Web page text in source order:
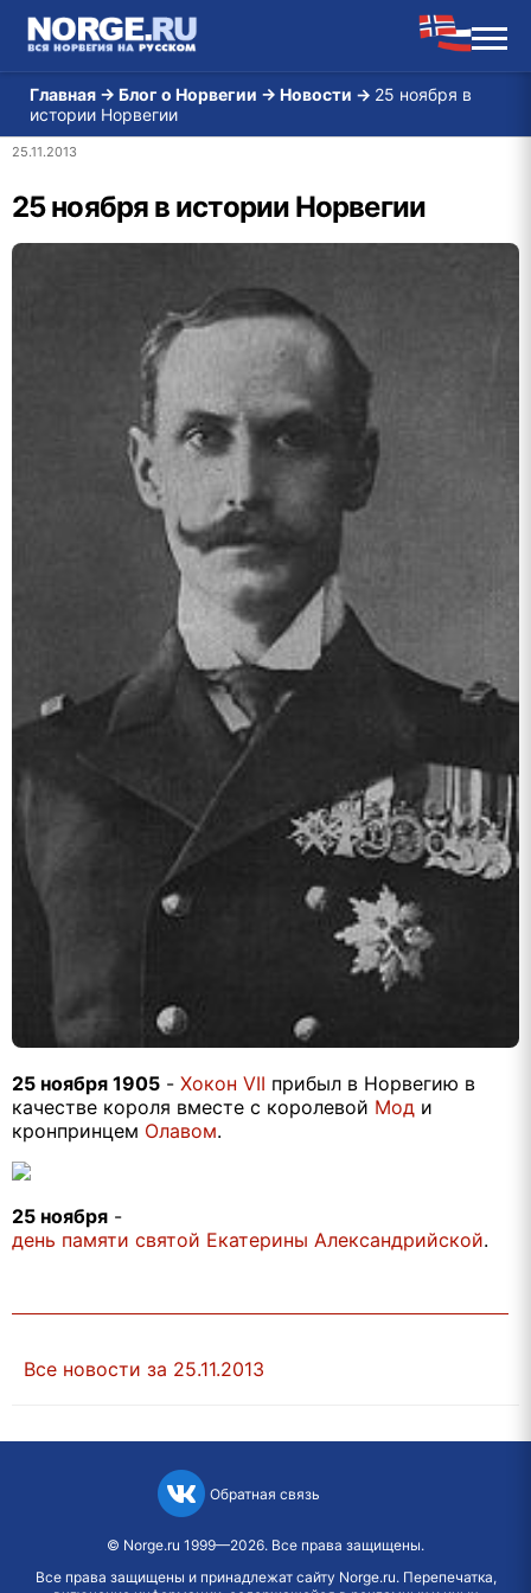
Главная → Блог о Норвегии → Новости → 25 ноября в
истории Норвегии
25.11.2013
25 ноября в истории Норвегии
25 ноября 1905 - Хокон VII прибыл в Норвегию в
качестве короля вместе с королевой Мод и
кронпринцем Олавом.
25 ноября -
день памяти святой Екатерины Александрийской.
Все новости за 25.11.2013
Обратная связь
© Norge.ru 1999—2026. Все права защищены.
Все права защищены и принадлежат сайту Norge.ru. Перепечатка,